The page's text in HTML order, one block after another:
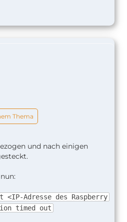
Thema
und nach einigen
Adresse des Raspberry
timed out